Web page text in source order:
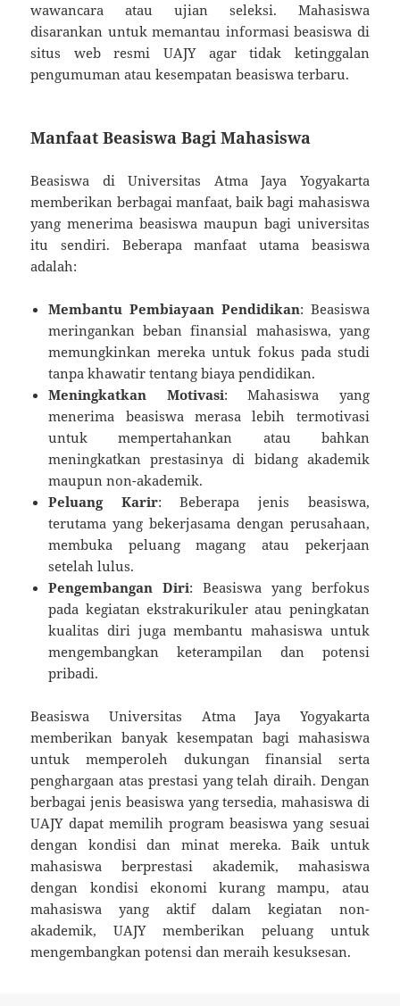
wawancara atau ujian seleksi. Mahasiswa
disarankan untuk memantau informasi beasiswa di
situs web resmi UAJY agar tidak ketinggalan
pengumuman atau kesempatan beasiswa terbaru.
Manfaat Beasiswa Bagi Mahasiswa
Beasiswa di Universitas Atma Jaya Yogyakarta
memberikan berbagai manfaat, baik bagi mahasiswa
yang menerima beasiswa maupun bagi universitas
itu sendiri. Beberapa manfaat utama beasiswa
adalah:
Membantu Pembiayaan Pendidikan: Beasiswa
meringankan beban finansial mahasiswa, yang
memungkinkan mereka untuk fokus pada studi
tanpa khawatir tentang biaya pendidikan.
Meningkatkan Motivasi: Mahasiswa yang
menerima beasiswa merasa lebih termotivasi
untuk mempertahankan atau bahkan
meningkatkan prestasinya di bidang akademik
maupun non-akademik.
Peluang Karir: Beberapa jenis beasiswa,
terutama yang bekerjasama dengan perusahaan,
membuka peluang magang atau pekerjaan
setelah lulus.
Pengembangan Diri: Beasiswa yang berfokus
pada kegiatan ekstrakurikuler atau peningkatan
kualitas diri juga membantu mahasiswa untuk
mengembangkan keterampilan dan potensi
pribadi.
Beasiswa Universitas Atma Jaya Yogyakarta
memberikan banyak kesempatan bagi mahasiswa
untuk memperoleh dukungan finansial serta
penghargaan atas prestasi yang telah diraih. Dengan
berbagai jenis beasiswa yang tersedia, mahasiswa di
UAJY dapat memilih program beasiswa yang sesuai
dengan kondisi dan minat mereka. Baik untuk
mahasiswa berprestasi akademik, mahasiswa
dengan kondisi ekonomi kurang mampu, atau
mahasiswa yang aktif dalam kegiatan non-
akademik, UAJY memberikan peluang untuk
mengembangkan potensi dan meraih kesuksesan.